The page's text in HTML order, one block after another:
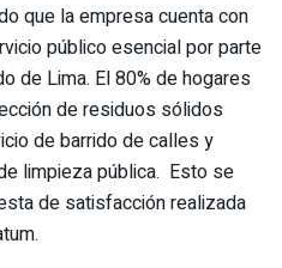
que la empresa cuenta con
público esencial por parte
de Lima. El 80% de hogares
de residuos sólidos
de barrido de calles y
limpieza pública. Esto se
de satisfacción realizada